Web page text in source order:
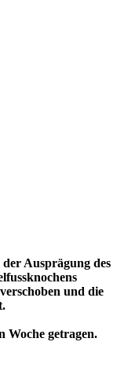
Ausprägung des
und die
Woche getragen.